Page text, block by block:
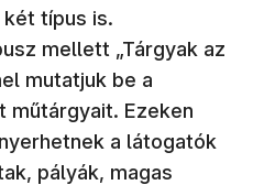
típus is.
mellett „Tárgyak az
mutatjuk be a
műtárgyait. Ezeken
a látogatók
pályák, magas